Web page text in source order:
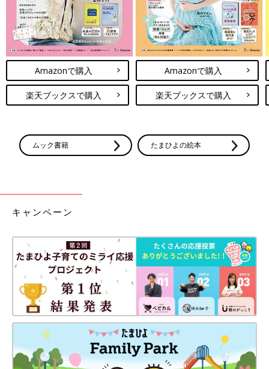
Amazonで購入
楽天ブックスで購入
Amazonで購入
楽天ブックスで購入
ムック書籍 たまひよの絵本
キャンペーン